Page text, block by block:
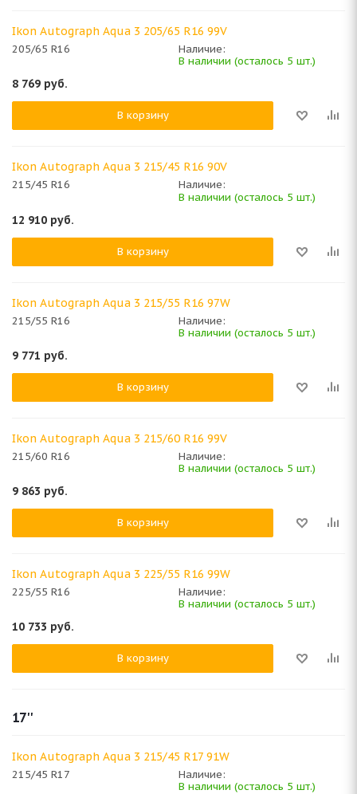
Ikon Autograph Aqua 3 205/65 R16 99V
205/65 R16
Наличие:
В наличии (осталось 5 шт.)
8 769 руб.
В корзину
Ikon Autograph Aqua 3 215/45 R16 90V
215/45 R16
Наличие:
В наличии (осталось 5 шт.)
12 910 руб.
В корзину
Ikon Autograph Aqua 3 215/55 R16 97W
215/55 R16
Наличие:
В наличии (осталось 5 шт.)
9 771 руб.
В корзину
Ikon Autograph Aqua 3 215/60 R16 99V
215/60 R16
Наличие:
В наличии (осталось 5 шт.)
9 863 руб.
В корзину
Ikon Autograph Aqua 3 225/55 R16 99W
225/55 R16
Наличие:
В наличии (осталось 5 шт.)
10 733 руб.
В корзину
17''
Ikon Autograph Aqua 3 215/45 R17 91W
215/45 R17
Наличие:
В наличии (осталось 5 шт.)